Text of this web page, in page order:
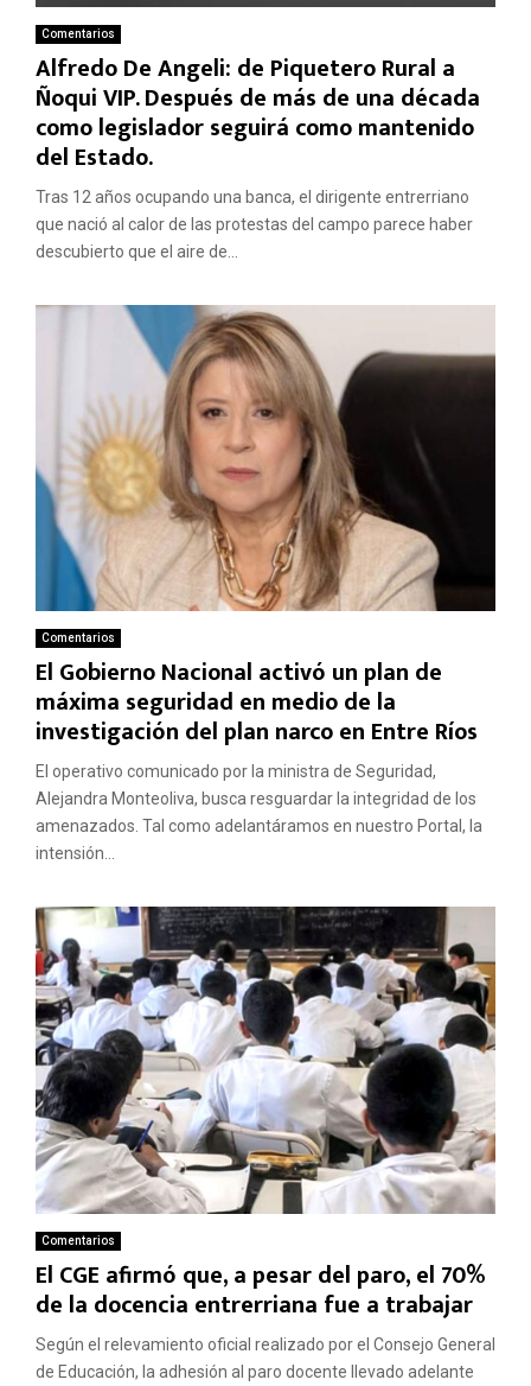
Comentarios
Alfredo De Angeli: de Piquetero Rural a
Ñoqui VIP. Después de más de una década
como legislador seguirá como mantenido
del Estado.
Tras 12 años ocupando una banca, el dirigente entrerriano
que nació al calor de las protestas del campo parece haber
descubierto que el aire de...
Comentarios
El Gobierno Nacional activó un plan de
máxima seguridad en medio de la
investigación del plan narco en Entre Ríos
El operativo comunicado por la ministra de Seguridad,
Alejandra Monteoliva, busca resguardar la integridad de los
amenazados. Tal como adelantáramos en nuestro Portal, la
intensión...
Comentarios
El CGE afirmó que, a pesar del paro, el 70%
de la docencia entrerriana fue a trabajar
Según el relevamiento oficial realizado por el Consejo General
de Educación, la adhesión al paro docente llevado adelante